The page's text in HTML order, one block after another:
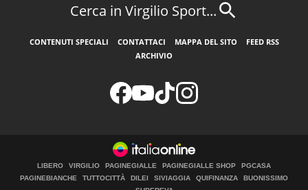
Cerca in Virgilio Sport...
CONTENUTI SPECIALI CONTATTACI MAPPA DEL SITO
FEED RSS
ARCHIVIO
LIBERO VIRGILIO PAGINEGIALLE PAGINEGIALLE SHOP
PGCASA
PAGINEBIANCHE
TUTTOCITTÀ DILEI SIVIAGGIA QUIFINANZA
BUONISSIMO